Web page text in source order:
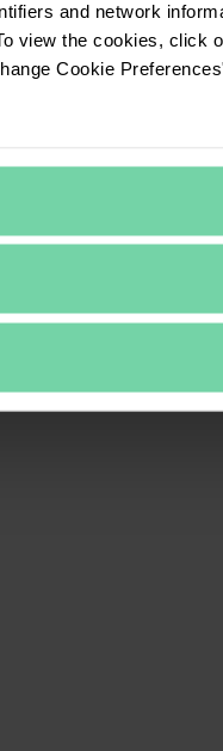
and network
view the cookies, click
Cookie